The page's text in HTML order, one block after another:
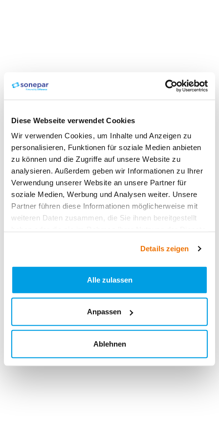
Diese Webseite verwendet Cookies
Wir verwenden Cookies, um Inhalte und Anzeigen zu
personalisieren, Funktionen für soziale Medien anbieten
zu können und die Zugriffe auf unsere Website zu
analysieren. Außerdem geben wir Informationen zu Ihrer
Verwendung unserer Website an unsere Partner für
soziale Medien, Werbung und Analysen weiter. Unsere
Partner führen diese Informationen möglicherweise mit
weiteren Daten zusammen, die Sie ihnen bereitgestellt
Details zeigen
Alle zulassen
Anpassen
Ablehnen